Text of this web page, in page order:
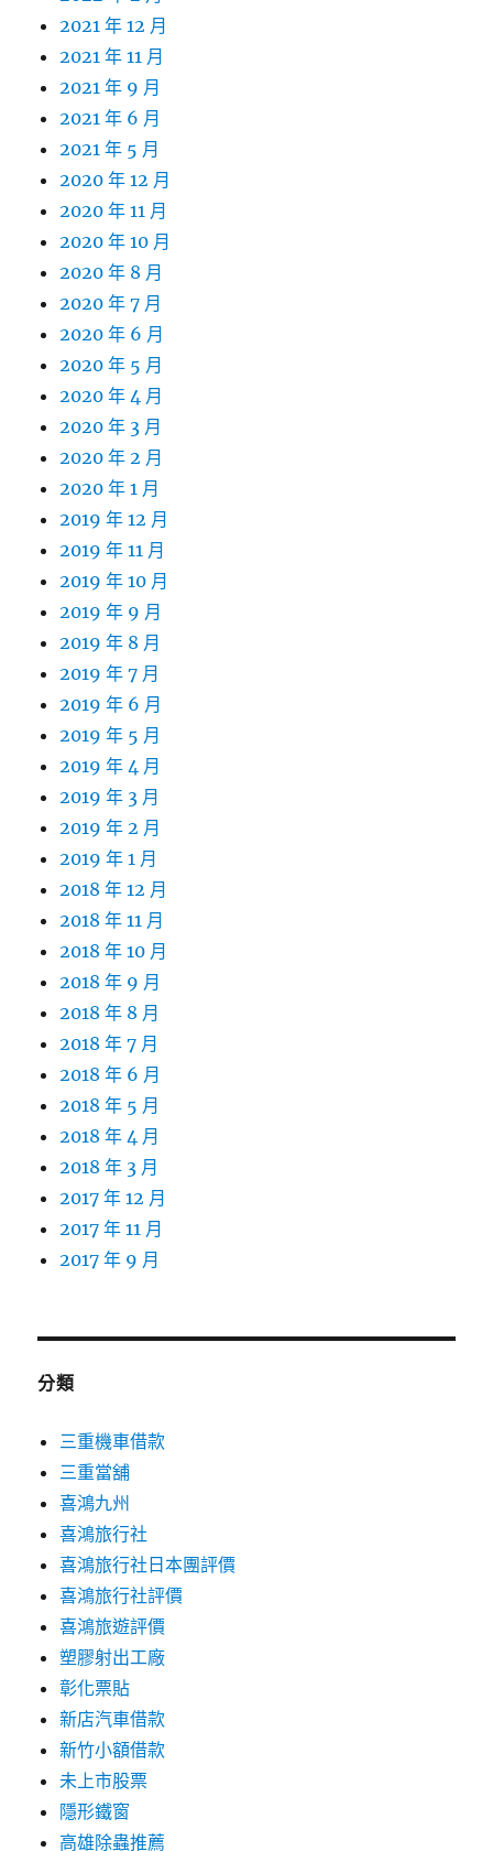
2021 年 12 月
2021 年 11 月
2021 年 9 月
2021 年 6 月
2021 年 5 月
2020 年 12 月
2020 年 11 月
2020 年 10 月
2020 年 8 月
2020 年 7 月
2020 年 6 月
2020 年 5 月
2020 年 4 月
2020 年 3 月
2020 年 2 月
2020 年 1 月
2019 年 12 月
2019 年 11 月
2019 年 10 月
2019 年 9 月
2019 年 8 月
2019 年 7 月
2019 年 6 月
2019 年 5 月
2019 年 4 月
2019 年 3 月
2019 年 2 月
2019 年 1 月
2018 年 12 月
2018 年 11 月
2018 年 10 月
2018 年 9 月
2018 年 8 月
2018 年 7 月
2018 年 6 月
2018 年 5 月
2018 年 4 月
2018 年 3 月
2017 年 12 月
2017 年 11 月
2017 年 9 月
分類
三重機車借款
三重當舖
喜鴻九州
喜鴻旅行社
喜鴻旅行社日本團評價
喜鴻旅行社評價
喜鴻旅遊評價
塑膠射出工廠
彰化票貼
新店汽車借款
新竹小額借款
未上市股票
隱形鐵窗
高雄除蟲推薦